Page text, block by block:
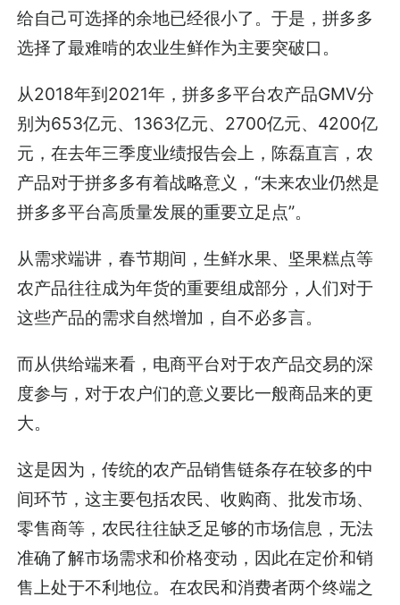
给自己可选择的余地已经很小了。于是，拼多多
选择了最难啃的农业生鲜作为主要突破口。
从2018年到2021年，拼多多平台农产品GMV分
别为653亿元、1363亿元、2700亿元、4200亿
元，在去年三季度业绩报告会上，陈磊直言，农
产品对于拼多多有着战略意义，“未来农业仍然是
拼多多平台高质量发展的重要立足点”。
从需求端讲，春节期间，生鲜水果、坚果糕点等
农产品往往成为年货的重要组成部分，人们对于
这些产品的需求自然增加，自不必多言。
而从供给端来看，电商平台对于农产品交易的深
度参与，对于农户们的意义要比一般商品来的更
大。
这是因为，传统的农产品销售链条存在较多的中
间环节，这主要包括农民、收购商、批发市场、
零售商等，农民往往缺乏足够的市场信息，无法
准确了解市场需求和价格变动，因此在定价和销
售上处于不利地位。在农民和消费者两个终端之